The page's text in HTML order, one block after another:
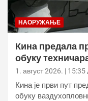
НАОРУЖАЊЕ
Кина предала
обуку
1. август 2026. | 15:35
Кина је први пут
обуку